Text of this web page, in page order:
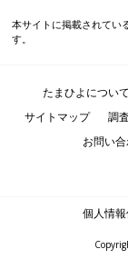
本サイトに掲載されてい
す。
たまひよについて
サイトマップ
調
お問い
個人情